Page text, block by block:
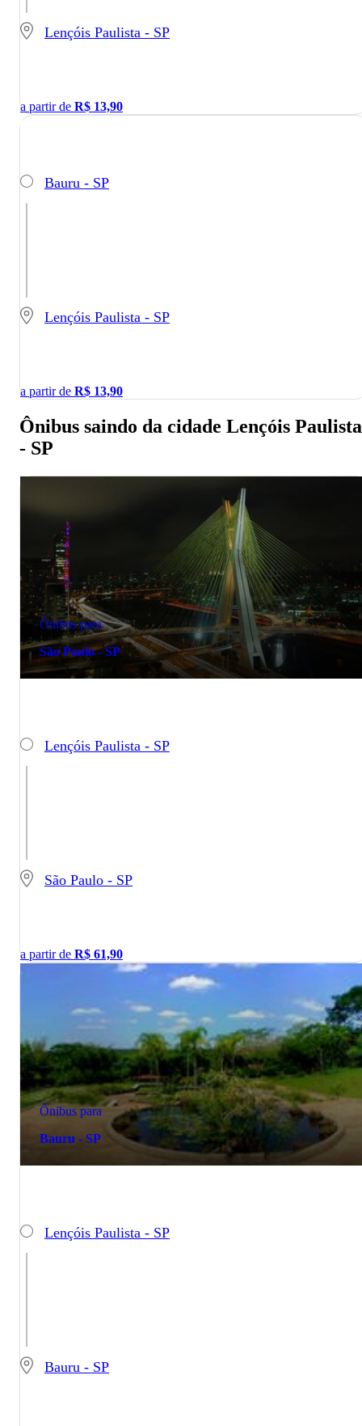
Lençóis Paulista - SP
a partir de R$ 13,90
Bauru - SP
Lençóis Paulista - SP
a partir de R$ 13,90
Ônibus saindo da cidade Lençóis Paulista
- SP
Ônibus para
São Paulo - SP
Lençóis Paulista - SP
São Paulo - SP
a partir de R$ 61,90
Ônibus para
Bauru - SP
Lençóis Paulista - SP
Bauru - SP